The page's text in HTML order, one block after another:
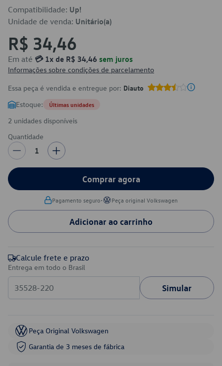
Compatibilidade: Up!
Unidade de venda: Unitário(a)
R$ 34,46
Em até 💳 1x de R$ 34,46 sem juros
Informações sobre condições de parcelamento
Essa peça é vendida e entregue por: Diauto
Estoque: Últimas unidades
2 unidades disponíveis
Quantidade
1
Comprar agora
Pagamento seguro• Peça original Volkswagen
Adicionar ao carrinho
Calcule frete e prazo
Entrega em todo o Brasil
Simular
Peça Original Volkswagen
Garantia de 3 meses de fábrica